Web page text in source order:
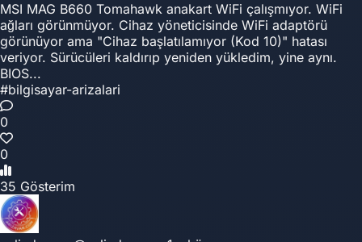
MSI MAG B660 Tomahawk anakart WiFi çalışmıyor. WiFi
ağları görünmüyor. Cihaz yöneticisinde WiFi adaptörü
görünüyor ama "Cihaz başlatılamıyor (Kod 10)" hatası
veriyor. Sürücüleri kaldırıp yeniden yükledim, yine aynı.
BIOS...
#bilgisayar-arizalari
0
0
35 Gösterim